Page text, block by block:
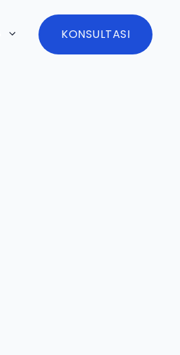
KONSULTASI